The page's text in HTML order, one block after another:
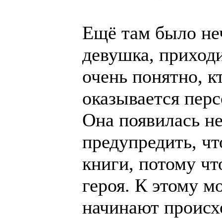
Ещё там было
девушка,
очень понятно,
оказывается
Она появилась
предупредить,
книги, потому
героя. К этому
начинают